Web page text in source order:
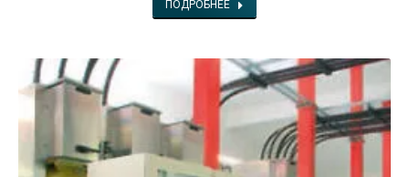
ПОДРОБНЕЕ